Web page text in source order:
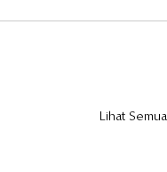
Lihat Semua